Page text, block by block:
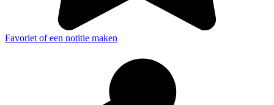
Favoriet of een notitie maken